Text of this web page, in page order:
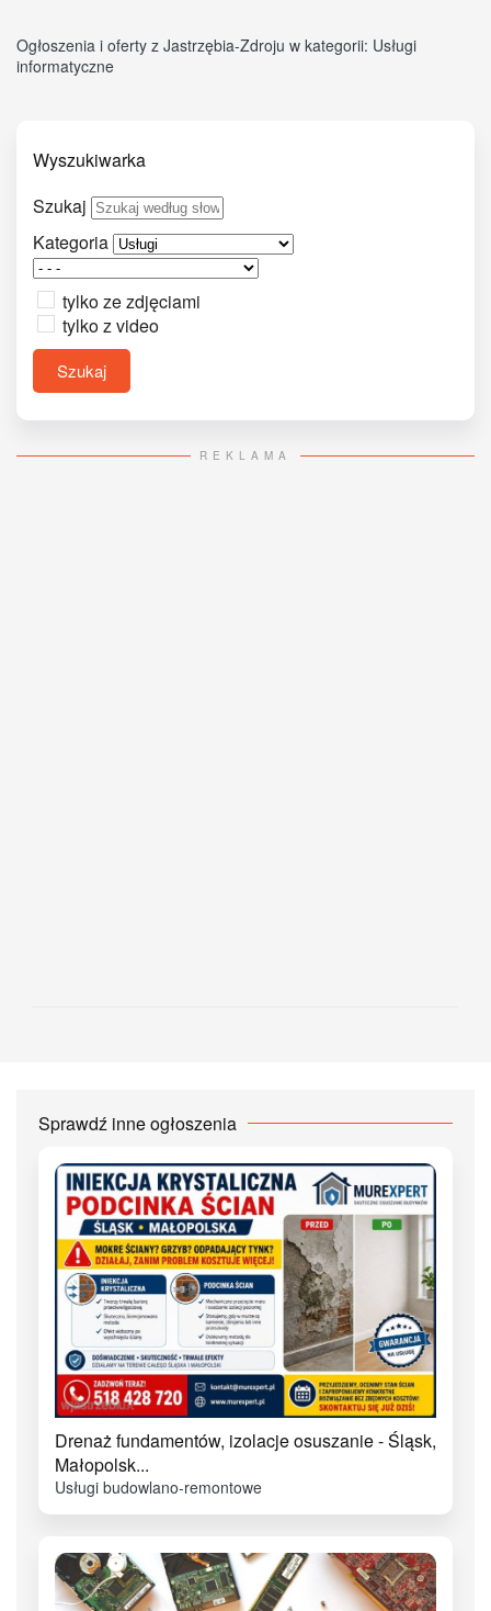
Ogłoszenia i oferty z Jastrzębia-Zdroju w kategorii: Usługi
informatyczne
Wyszukiwarka
Szukaj
Kategoria
tylko ze zdjęciami
tylko z video
Szukaj
REKLAMA
Sprawdź inne ogłoszenia
Drenaż fundamentów, izolacje osuszanie - Śląsk,
Małopolsk...
Usługi budowlano-remontowe